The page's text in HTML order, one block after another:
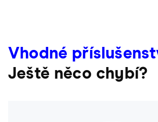
Vhodné
Ještě něco chybí?